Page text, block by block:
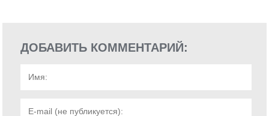
ДОБАВИТЬ КОММЕНТАРИЙ: